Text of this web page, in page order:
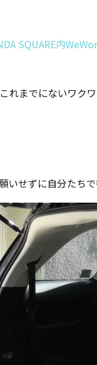
SQUARE内
までにないワク
せずに自分たちで